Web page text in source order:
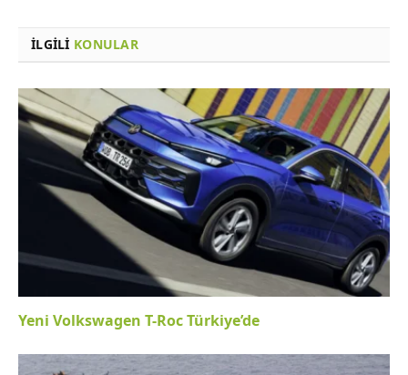
İLGILI KONULAR
Yeni Volkswagen T-Roc Türkiye’de